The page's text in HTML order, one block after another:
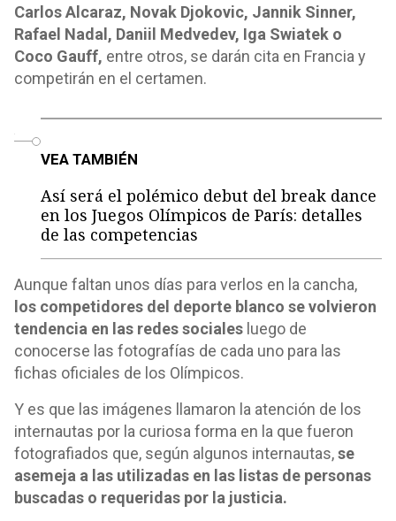
Carlos Alcaraz, Novak Djokovic, Jannik Sinner,
Rafael Nadal, Daniil Medvedev, Iga Swiatek o
Coco Gauff, entre otros, se darán cita en Francia y
competirán en el certamen.
VEA TAMBIÉN
Así será el polémico debut del break dance
en los Juegos Olímpicos de París: detalles
de las competencias
Aunque faltan unos días para verlos en la cancha,
los competidores del deporte blanco se volvieron
tendencia en las redes sociales luego de
conocerse las fotografías de cada uno para las
fichas oficiales de los Olímpicos.
Y es que las imágenes llamaron la atención de los
internautas por la curiosa forma en la que fueron
fotografiados que, según algunos internautas,se
asemeja a las utilizadas en las listas de personas
buscadas o requeridas por la justicia.